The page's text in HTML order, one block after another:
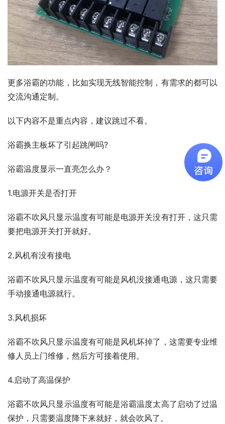
更多浴霸的功能，比如实现无线智能控制，有需求的都可以
交流沟通定制。
以下内容不是重点内容，建议跳过不看。
浴霸换主板坏了引起跳闸吗?
浴霸温度显示一直亮怎么办？
1.电源开关是否打开
浴霸不吹风只显示温度有可能是电源开关没有打开，这只需
要把电源开关打开就好。
2.风机有没有接电
浴霸不吹风只显示温度有可能是风机没接通电源，这只需要
手动接通电源就行。
3.风机损坏
浴霸不吹风只显示温度有可能是风机坏掉了，这需要专业维
修人员上门维修，然后方可接着使用。
4.启动了高温保护
浴霸不吹风只显示温度有可能是浴霸温度太高了启动了过温
保护，只需要温度降下来就好，就会吹风了。